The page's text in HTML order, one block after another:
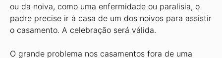
ou da noiva, como uma enfermidade ou paralisia, o
padre precise ir à casa de um dos noivos para assistir
o casamento. A celebração será válida.
O grande problema nos casamentos fora de uma